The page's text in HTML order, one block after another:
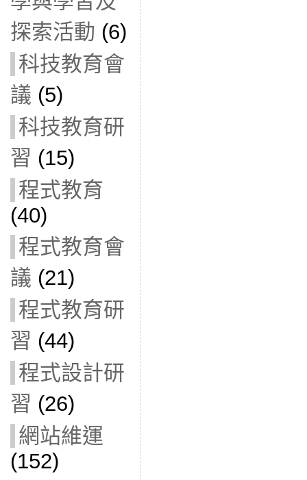
探索活動 (6)
科技教育會
議 (5)
科技教育研
習 (15)
程式教育
(40)
程式教育會
議 (21)
程式教育研
習 (44)
程式設計研
習 (26)
網站維運
(152)